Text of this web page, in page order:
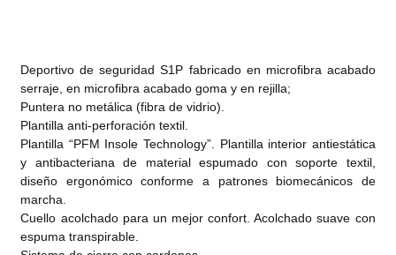
Deportivo de seguridad S1P fabricado en microfibra acabado
serraje, en microfibra acabado goma y en rejilla;
Puntera no metálica (fibra de vidrio).
Plantilla anti-perforación textil.
Plantilla “PFM Insole Technology”. Plantilla interior antiestática
y antibacteriana de material espumado con soporte textil,
diseño ergonómico conforme a patrones biomecánicos de
marcha.
Cuello acolchado para un mejor confort. Acolchado suave con
espuma transpirable.